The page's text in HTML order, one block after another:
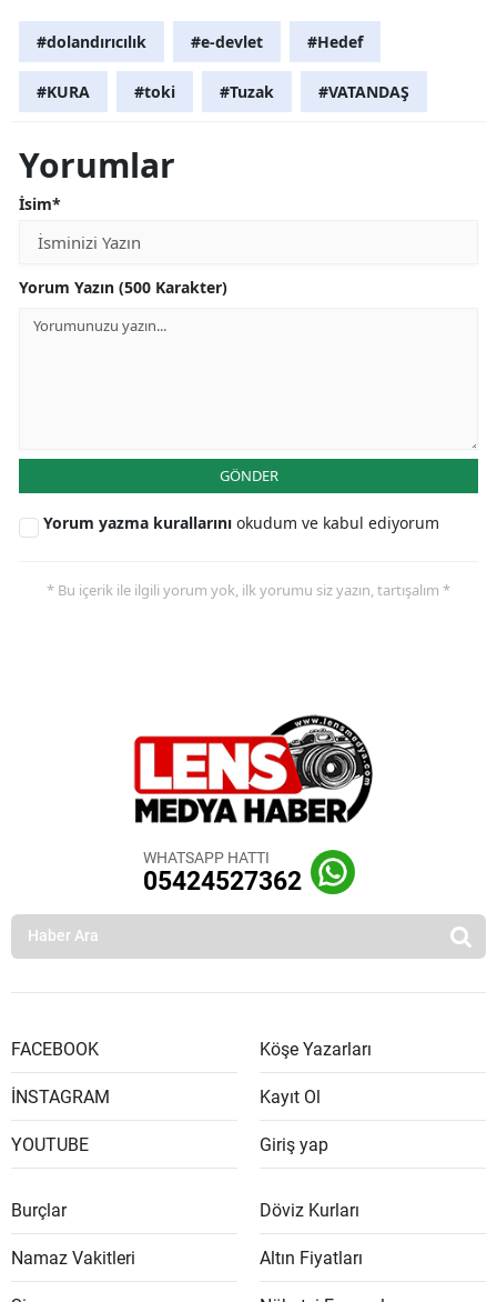
#dolandırıcılık #e-devlet #Hedef
#KURA #toki #Tuzak #VATANDAŞ
Yorumlar
İsim*
Yorum Yazın (500 Karakter)
GÖNDER
Yorum yazma kurallarını okudum ve kabul ediyorum
* Bu içerik ile ilgili yorum yok, ilk yorumu siz yazın, tartışalım *
WHATSAPP HATTI
05424527362
FACEBOOK
İNSTAGRAM
YOUTUBE
Köşe Yazarları
Kayıt Ol
Giriş yap
Burçlar
Namaz Vakitleri
Döviz Kurları
Altın Fiyatları